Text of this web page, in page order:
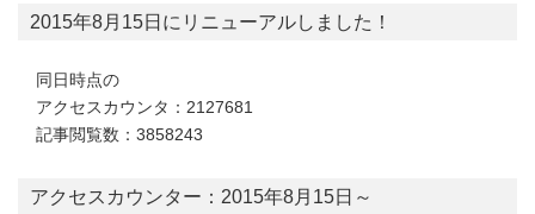
2015年8月15日にリニューアルしました！
同日時点の
アクセスカウンタ：2127681
記事閲覧数：3858243
アクセスカウンター：2015年8月15日～